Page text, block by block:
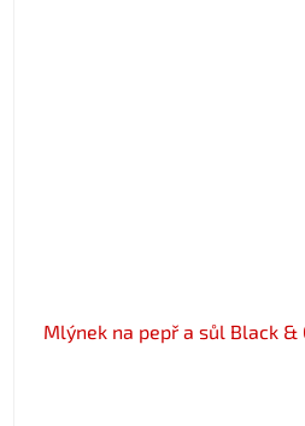
Mlýnek na pepř a sůl Black &